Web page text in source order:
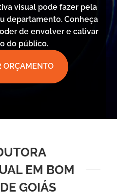
visual pode fazer pela
departamento. Conheça
de envolver e cativar
do público.
ORÇAMENTO
EM BOM
GOIÁS